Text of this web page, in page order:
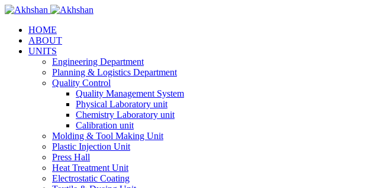
HOME
ABOUT
UNITS
Engineering Department
Planning & Logistics Department
Quality Control
Quality Management System
Physical Laboratory unit
Chemistry Laboratory unit
Calibration unit
Molding & Tool Making Unit
Plastic Injection Unit
Press Hall
Heat Treatment Unit
Electrostatic Coating